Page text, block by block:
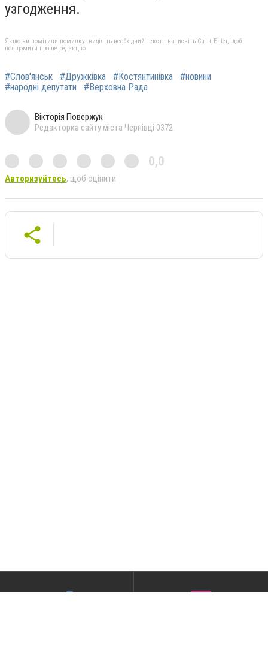
узгодження.
Якщо ви помітили помилку, виділіть необхідний текст і натисніть Ctrl + Enter, щоб
повідомити про це редакцію
#Слов'янськ #Дружківка #Костянтинівка
#новини
#народні депутати
#Верховна Рада
Вікторія Повержук
Редакторка сайту міста Чернівці 0372
0,0
Авторизуйтесь, щоб оцінити